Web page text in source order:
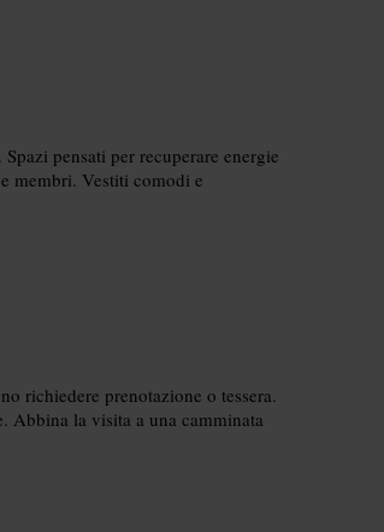
pensati per recuperare energie
membri. Vestiti comodi e
richiedere prenotazione o tessera.
Abbina la visita a una camminata